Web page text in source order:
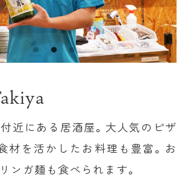
近にある居酒屋。大人気のピザ
材を活かしたお料理も豊富。お
ンガ麺も食べられます。